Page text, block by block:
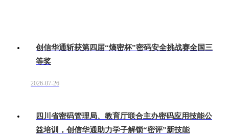
创信华通斩获第四届“熵密杯”密码安全挑战赛全国三
等奖
2026-07-26
四川省密码管理局、教育厅联合主办密码应用技能公
益培训，创信华通助力学子解锁“密评”新技能